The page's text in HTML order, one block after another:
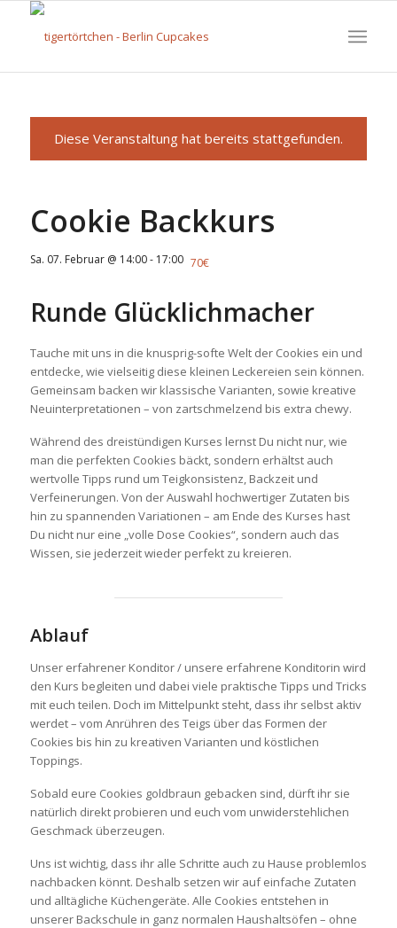
Diese Veranstaltung hat bereits stattgefunden.
Cookie Backkurs
Sa. 07. Februar @ 14:00- 17:00 70€
Runde Glücklichmacher
Tauche mit uns in die knusprig-softe Welt der Cookies ein und
entdecke, wie vielseitig diese kleinen Leckereien sein können.
Gemeinsam backen wir klassische Varianten, sowie kreative
Neuinterpretationen – von zartschmelzend bis extra chewy.
Während des dreistündigen Kurses lernst Du nicht nur, wie
man die perfekten Cookies bäckt, sondern erhältst auch
wertvolle Tipps rund um Teigkonsistenz, Backzeit und
Verfeinerungen. Von der Auswahl hochwertiger Zutaten bis
hin zu spannenden Variationen – am Ende des Kurses hast
Du nicht nur eine „volle Dose Cookies“, sondern auch das
Wissen, sie jederzeit wieder perfekt zu kreieren.
Ablauf
Unser erfahrener Konditor / unsere erfahrene Konditorin wird
den Kurs begleiten und dabei viele praktische Tipps und Tricks
mit euch teilen. Doch im Mittelpunkt steht, dass ihr selbst aktiv
werdet – vom Anrühren des Teigs über das Formen der
Cookies bis hin zu kreativen Varianten und köstlichen
Toppings.
Sobald eure Cookies goldbraun gebacken sind, dürft ihr sie
natürlich direkt probieren und euch vom unwiderstehlichen
Geschmack überzeugen.
Uns ist wichtig, dass ihr alle Schritte auch zu Hause problemlos
nachbacken könnt. Deshalb setzen wir auf einfache Zutaten
und alltägliche Küchengeräte. Alle Cookies entstehen in
unserer Backschule in ganz normalen Haushaltsöfen – ohne